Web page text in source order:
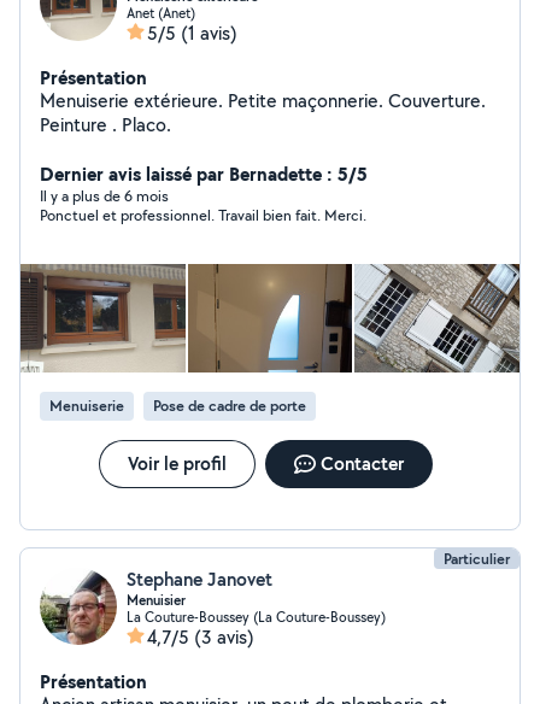
Anet (Anet)
5/5 (1 avis)
Présentation
Menuiserie extérieure. Petite maçonnerie. Couverture.
Peinture . Placo.
Dernier avis laissé par Bernadette : 5/5
Il y a plus de 6 mois
Ponctuel et professionnel. Travail bien fait. Merci.
Menuiserie Pose de cadre de porte
Voir le profil Contacter
Particulier
Stephane Janovet
Menuisier
La Couture-Boussey (La Couture-Boussey)
4,7/5 (3 avis)
Présentation